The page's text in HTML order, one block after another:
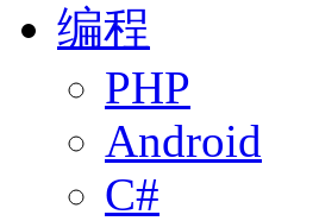
编程
PHP
Android
C#